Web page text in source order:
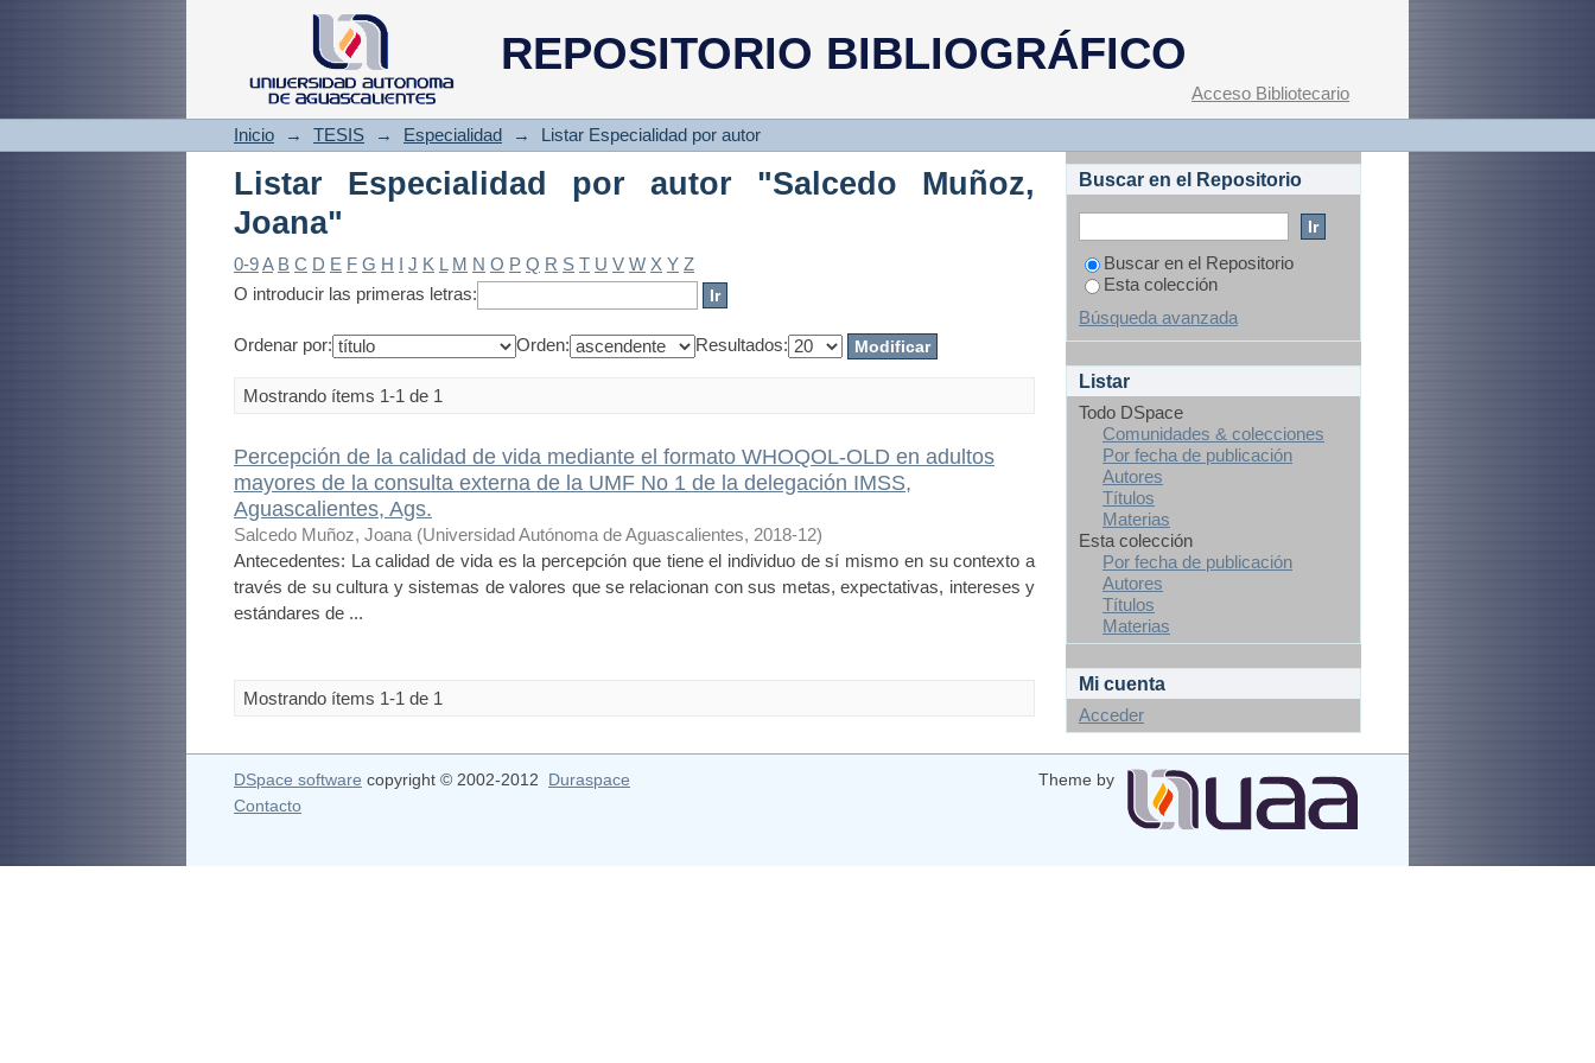
REPOSITORIO BIBLIOGRÁFICO
Listar Especialidad por autor "Salcedo Muñoz, Joana"
Acceso Bibliotecario
Inicio → TESIS → Especialidad → Listar Especialidad por autor
Listar Especialidad por autor "Salcedo Muñoz,
Joana"
0-9A B C D E F G H I J K L M N O P Q R S T U V W X Y Z
O introducir las primeras letras:
Ordenar por: Orden: Resultados:
Mostrando ítems 1-1 de 1
Percepción de la calidad de vida mediante el formato WHOQOL-OLD en adultos
mayores de la consulta externa de la UMF No 1 de la delegación IMSS,
Aguascalientes, Ags.
Salcedo Muñoz, Joana (Universidad Autónoma de Aguascalientes, 2018-12)
Antecedentes: La calidad de vida es la percepción que tiene el individuo de sí mismo en su contexto a
través de su cultura y sistemas de valores que se relacionan con sus metas, expectativas, intereses y
estándares de ...
Mostrando ítems 1-1 de 1
Buscar en el Repositorio
Buscar en el Repositorio
Esta colección
Búsqueda avanzada
Listar
Todo DSpace
Comunidades & colecciones
Por fecha de publicación
Autores
Títulos
Materias
Esta colección
Por fecha de publicación
Autores
Títulos
Materias
Mi cuenta
Acceder
DSpace software copyright © 2002-2012 Duraspace
Theme by
Contacto